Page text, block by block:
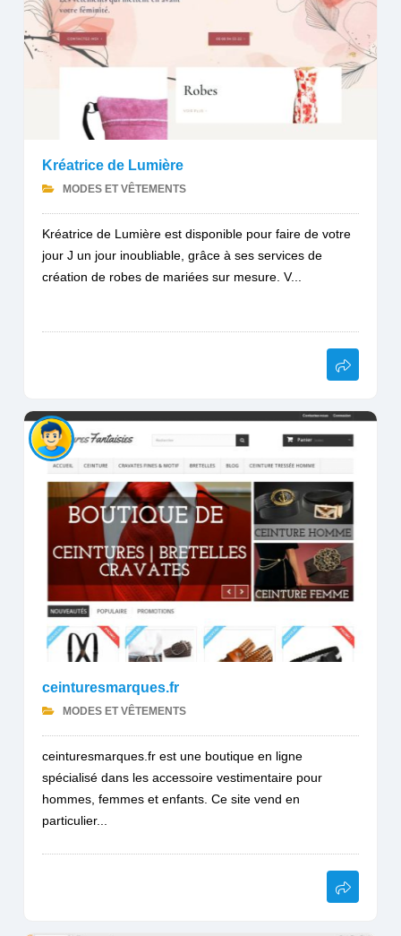
Kréatrice de Lumière
MODES ET VÊTEMENTS
Kréatrice de Lumière est disponible pour faire de votre
jour J un jour inoubliable, grâce à ses services de
création de robes de mariées sur mesure. V...
ceinturesmarques.fr
MODES ET VÊTEMENTS
ceinturesmarques.fr est une boutique en ligne
spécialisé dans les accessoire vestimentaire pour
hommes, femmes et enfants. Ce site vend en
particulier...